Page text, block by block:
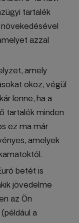
tartalék
azzal
amely
okoz, végül
lenne, ha a
tartalék minden
ez ma már
amelyek
betét is
jövedelme
az Ön
a